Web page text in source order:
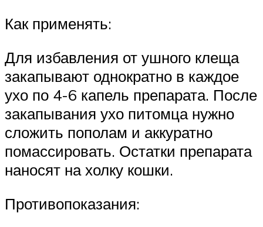
Как применять:
Для избавления от ушного клеща
закапывают однократно в каждое
ухо по 4-6 капель препарата. После
закапывания ухо питомца нужно
сложить пополам и аккуратно
помассировать. Остатки препарата
наносят на холку кошки.
Противопоказания: